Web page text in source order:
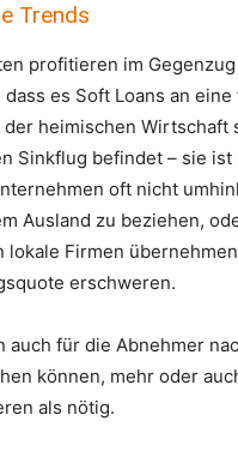
Trends
profitieren im
es Soft Loans an
heimischen Wirtschaft
Sinkflug befindet – sie
oft nicht
Ausland zu beziehen,
lokale Firmen
erschweren.
auch für die Abnehmer
können, mehr oder
als nötig.